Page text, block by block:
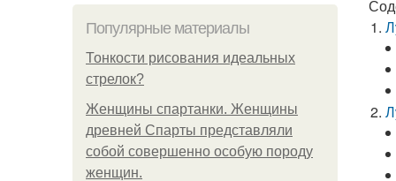
Популярные материалы
Тонкости рисования идеальных
стрелок?
Женщины спартанки. Женщины
древней Спарты представляли
собой совершенно особую породу
женщин.